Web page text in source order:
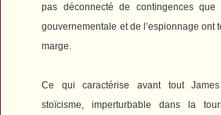
pas déconnecté de contingences
gouvernementale et de l’espionnage ont
marge.
Ce qui caractérise avant tout
stoïcisme, imperturbable dans la